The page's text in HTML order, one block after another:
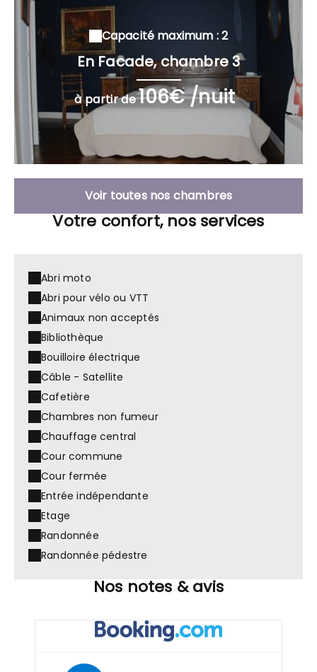
Capacité maximum : 2
En Facade, chambre 3
à partir de106€ /nuit
Voir toutes nos chambres
Votre confort, nos services
Abri moto
Abri pour vélo ou VTT
Animaux non acceptés
Bibliothèque
Bouilloire électrique
Câble - Satellite
Cafetière
Chambres non fumeur
Chauffage central
Cour commune
Cour fermée
Entrée indépendante
Etage
Randonnée
Randonnée pédestre
Nos notes & avis